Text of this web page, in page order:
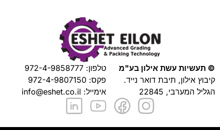
© תעשיות עשת אילון בע"מ
קיבוץ אילון, תיבת דואר נייד.
הגליל המערבי, 22845
טלפון: 972-4-9858777
פקס: 972-4-9807150
אימייל: info@eshet.co.il